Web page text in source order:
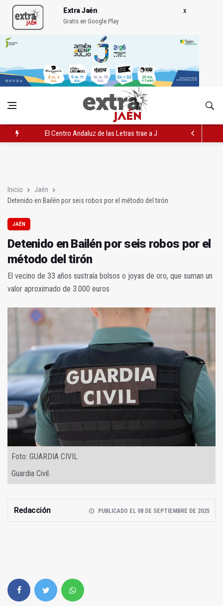
Extra Jaén
Gratis en Google Play
El Centro Andaluz de las Letras trae a Jaén al filósofo Omar
Inicio
Jaén
Detenido en Bailén por seis robos por el método del tirón
JAÉN
Detenido en Bailén por seis robos por el
método del tirón
El vecino de 33 años sustraía bolsos o joyas de oro, que suman un
valor aproximado de 3.000 euros
Foto: GUARDIA CIVIL
Guardia Civil.
Redacción PUBLICADO EL 08 DE SEPTIEMBRE DE 2025